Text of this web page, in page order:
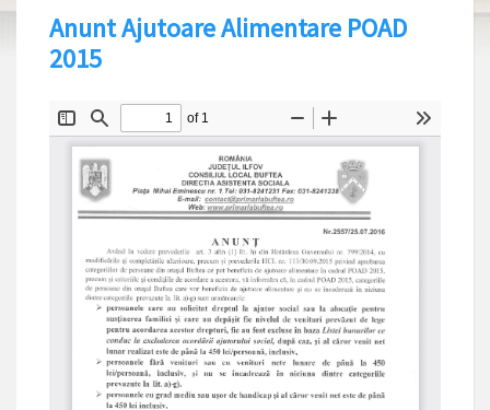
Anunt Ajutoare Alimentare POAD
2015